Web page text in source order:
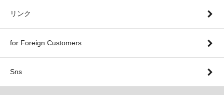
リンク
for Foreign Customers
Sns